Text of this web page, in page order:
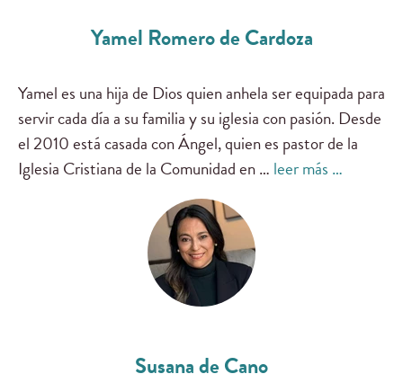
Yamel Romero de Cardoza
Yamel es una hija de Dios quien anhela ser equipada para
servir cada día a su familia y su iglesia con pasión. Desde
el 2010 está casada con Ángel, quien es pastor de la
Iglesia Cristiana de la Comunidad en … leer más …
Susana de Cano